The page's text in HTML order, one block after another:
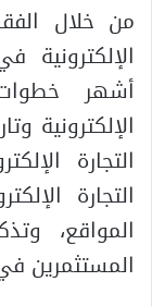
من خلال
أشهر
الإلكترونية
التجارة
التجارة
المواقع،
المستثمرين